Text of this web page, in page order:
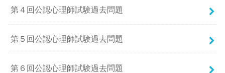
第４回公認心理師試験過去問題
第５回公認心理師試験過去問題
第６回公認心理師試験過去問題